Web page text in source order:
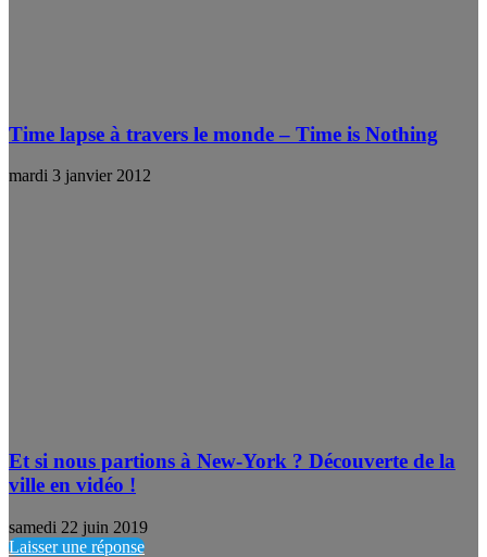
Time lapse à travers le monde – Time is Nothing
mardi 3 janvier 2012
Et si nous partions à New-York ? Découverte de la
ville en vidéo !
samedi 22 juin 2019
Laisser une réponse